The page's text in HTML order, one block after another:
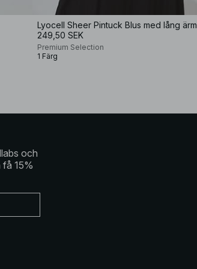
Lyocell Sheer Pintuck Blus med lång ärm
249,50 SEK
Premium Selection
1 Färg
och
15%